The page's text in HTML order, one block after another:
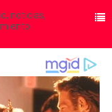
noticias,